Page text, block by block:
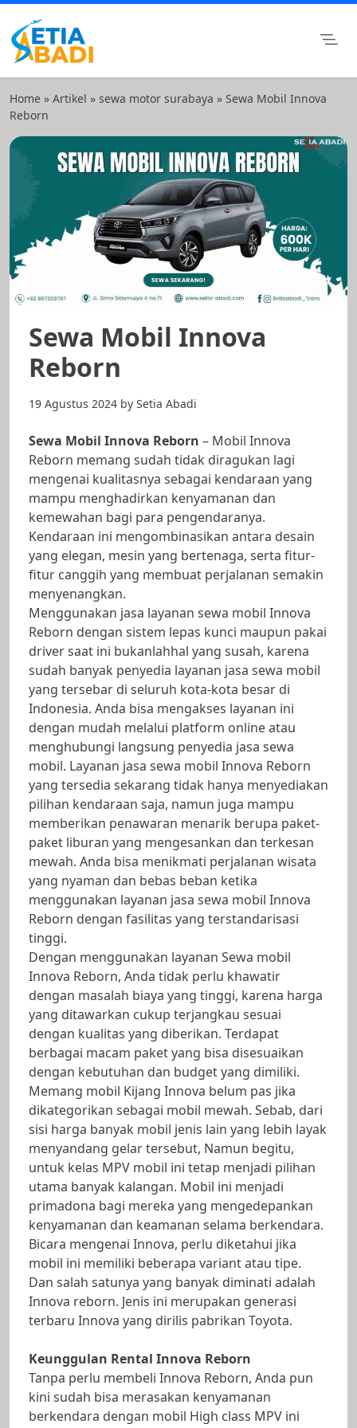
Skip
content
Setia Abadi Group
Paket Wisata Murah, Rental Mobil dan Rental Motor
Surabaya
Home » Artikel » sewa motor surabaya » Sewa Mobil Innova
Reborn
Sewa Mobil Innova
Reborn
19 Agustus 2024 by Setia Abadi
Sewa Mobil Innova Reborn – Mobil Innova
Reborn memang sudah tidak diragukan lagi
mengenai kualitasnya sebagai kendaraan yang
mampu menghadirkan kenyamanan dan
kemewahan bagi para pengendaranya.
Kendaraan ini mengombinasikan antara desain
yang elegan, mesin yang bertenaga, serta fitur-
fitur canggih yang membuat perjalanan semakin
menyenangkan.
Menggunakan jasa layanan sewa mobil Innova
Reborn dengan sistem lepas kunci maupun pakai
driver saat ini bukanlahhal yang susah, karena
sudah banyak penyedia layanan jasa sewa mobil
yang tersebar di seluruh kota-kota besar di
Indonesia. Anda bisa mengakses layanan ini
dengan mudah melalui platform online atau
menghubungi langsung penyedia jasa sewa
mobil. Layanan jasa sewa mobil Innova Reborn
yang tersedia sekarang tidak hanya menyediakan
pilihan kendaraan saja, namun juga mampu
memberikan penawaran menarik berupa paket-
paket liburan yang mengesankan dan terkesan
mewah. Anda bisa menikmati perjalanan wisata
yang nyaman dan bebas beban ketika
menggunakan layanan jasa sewa mobil Innova
Reborn dengan fasilitas yang terstandarisasi
tinggi.
Dengan menggunakan layanan Sewa mobil
Innova Reborn, Anda tidak perlu khawatir
dengan masalah biaya yang tinggi, karena harga
yang ditawarkan cukup terjangkau sesuai
dengan kualitas yang diberikan. Terdapat
berbagai macam paket yang bisa disesuaikan
dengan kebutuhan dan budget yang dimiliki.
Memang mobil Kijang Innova belum pas jika
dikategorikan sebagai mobil mewah. Sebab, dari
sisi harga banyak mobil jenis lain yang lebih layak
menyandang gelar tersebut, Namun begitu,
untuk kelas MPV mobil ini tetap menjadi pilihan
utama banyak kalangan. Mobil ini menjadi
primadona bagi mereka yang mengedepankan
kenyamanan dan keamanan selama berkendara.
Bicara mengenai Innova, perlu diketahui jika
mobil ini memiliki beberapa variant atau tipe.
Dan salah satunya yang banyak diminati adalah
Innova reborn. Jenis ini merupakan generasi
terbaru Innova yang dirilis pabrikan Toyota.
Keunggulan Rental Innova Reborn
Tanpa perlu membeli Innova Reborn, Anda pun
kini sudah bisa merasakan kenyamanan
berkendara dengan mobil High class MPV ini